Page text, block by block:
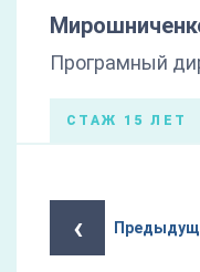
Програмный
СТАЖ 15 ЛЕТ
‹